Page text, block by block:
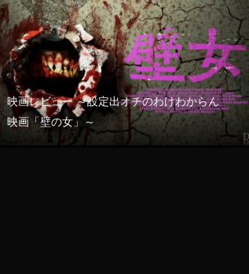
映画レビュー ～設定出オチのわけわからん
映画「壁の女」～